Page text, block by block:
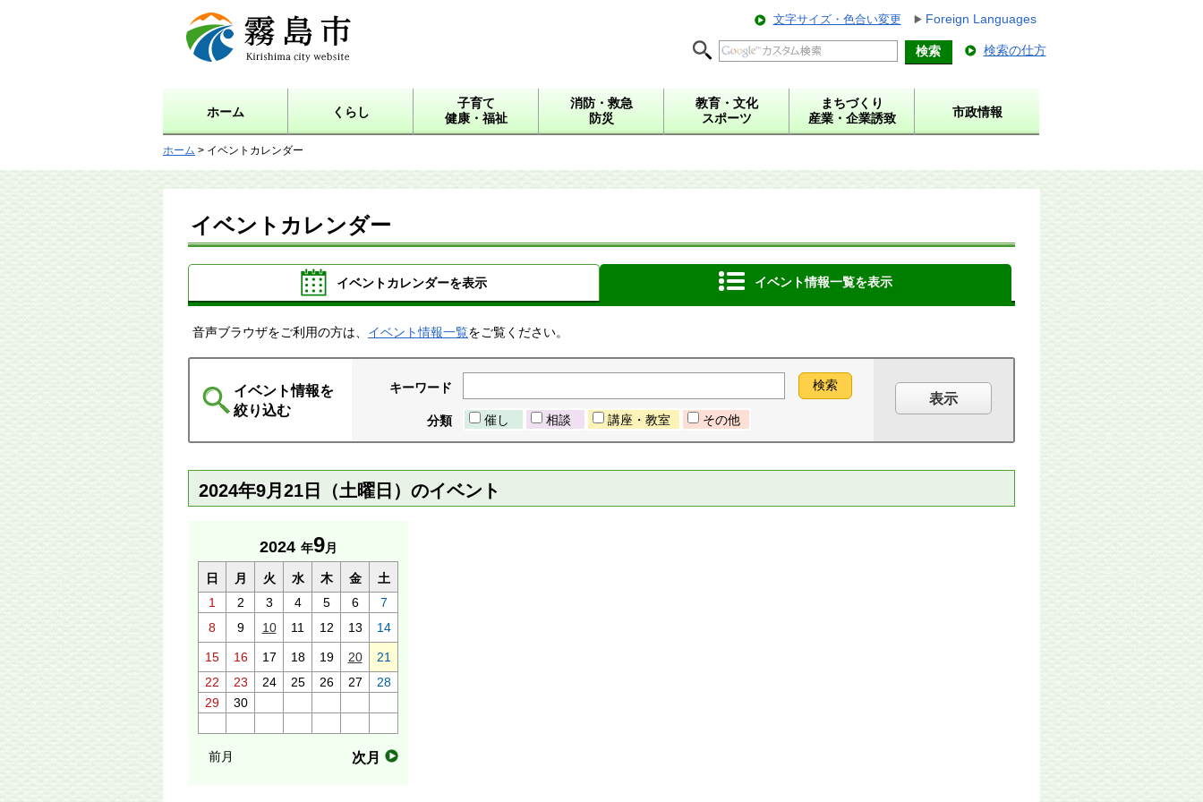
霧島市 Kirishima city
website
文字サイズ・色合い変更 Foreign Languages
検索の仕方
ホーム くらし
子育て
健康・福祉
消防・救急
防災
教育・文化
スポーツ
まちづくり
産業・企業誘致
市政情報
ホーム > イベントカレンダー
イベントカレンダー
イベントカレンダーを表示 イベント情報一覧を表示
音声ブラウザをご利用の方は、 イベント情報一覧をご覧ください。
イベント情報を
絞り込む
キーワード
分類 催し 相談 講座・教室 その他
2024年9月21日（土曜日）のイベント
2024 年9月
日 月 火 水 木 金
土
1
2 3 4 5 6
7
8
9 10 11 12 13 14
15 16 17 18 19 20
21
22
23 24 25 26 27
28
29
30
前月 次月